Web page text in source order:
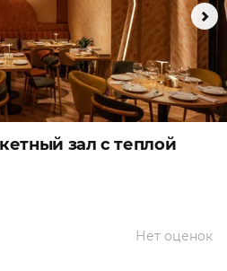
зал с теплой
Нет оценок